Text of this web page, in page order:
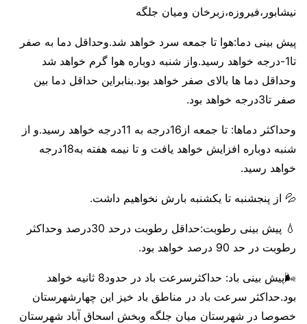
نیشابور،فیروزه،زبرخان ومیان جلگه
پیش بینی دما:هوا تا جمعه سرد خواهد شد.وحداقل دما به صفر
تا1-درجه خواهد رسید.واز شنبه دوباره هوا گرم خواهد شد
وحداقل دما ها بالای صفر خواهد بود.بنابراین حداقل دما بین
صفر تا3درجه خواهد بود.
وحداکثر دماها: تا جمعه از16درجه به 11درجه خواهد رسید.و از
شنبه دوباره افزایش خواهد یافت و تا نیمه هفته به18درجه
خواهد رسید.
💦 از پنجشنبه تا یکشنبه بارش نخواهیم داشت.
💧 پیش بینی رطوبت:حداقل رطوبت درحد 30درصد وحداکثر
رطوبت در حد 90 درصد خواهد بود.
🌬پیش بینی باد: حداکثرسرعت باد در حدود8 ثانیه خواهد
بود.حداکثر سرعت باد در مناطق باد خیز این چهارشهرستان
خصوصا در شهرستان میان جلگه وبخش اسحاق آباد شهرستان